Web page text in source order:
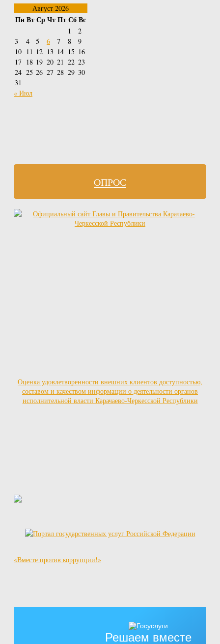
Август 2026
ПнВтСрЧтПтСбВс
1
2
3
4 5 6 7 8
9
10 11 12 13 14 15 16
17 18 19 20 21 22 23
24 25 26 27 28 29 30
31
« Июл
ОПРОС
Оценка удовлетворенности внешних клиентов доступностью,
составом и качеством информации о деятельности органов
исполнительной власти Карачаево-Черкесской Республики
«Вместе против коррупции!»
Решаем вместе